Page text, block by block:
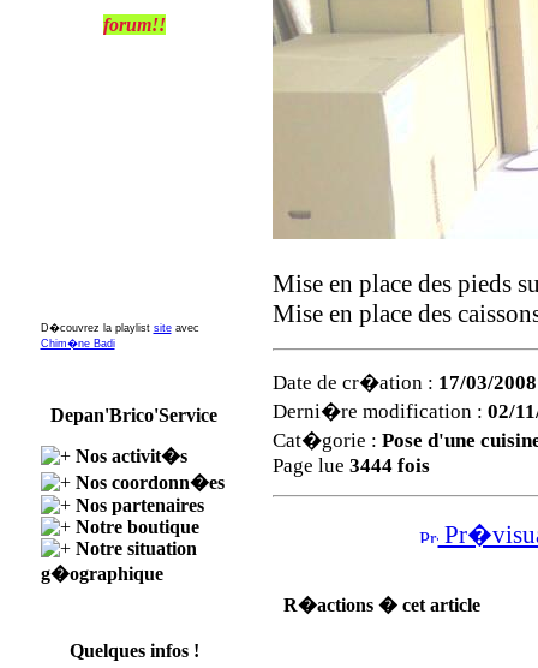
forum!!
D�couvrez la playlist siteavec
Chim�ne Badi
Depan'Brico'Service
Nos activit�s
Nos coordonn�es
Nos partenaires
Notre boutique
Notre situation
g�ographique
Quelques infos !
Mise en place des pieds
Mise en place des
Date de cr�ation : 17/03/
Derni�re modification : 02/
Cat�gorie : Pose d'une
Page lue 3444 fois
R�actions � cet article